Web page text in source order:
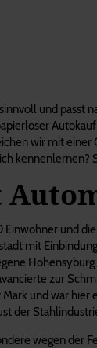
und passt
wir mit einer
kennenlernen?
und
mit
zur
und war
der
wegen